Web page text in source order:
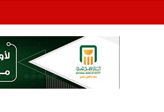
البورصة المصرية في ختام أولى جلسات الأسبوع